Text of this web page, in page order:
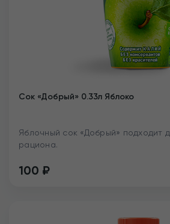
Сок «Добрый» 0.33л Яблоко
Яблочный сок «Добрый» подходит
рациона.
100 ₽